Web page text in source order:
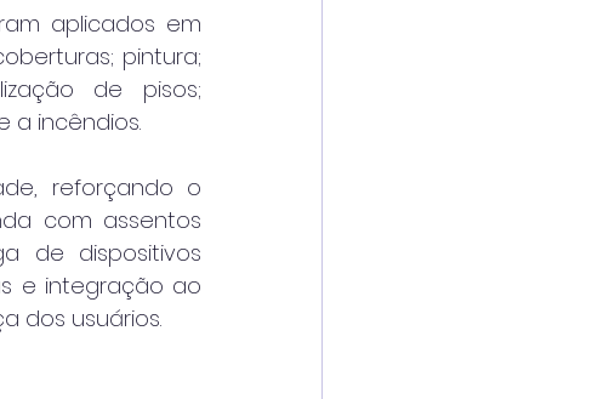
aplicados em
pintura;
de pisos;
a incêndios.
reforçando o
com assentos
de dispositivos
e integração ao
dos usuários.